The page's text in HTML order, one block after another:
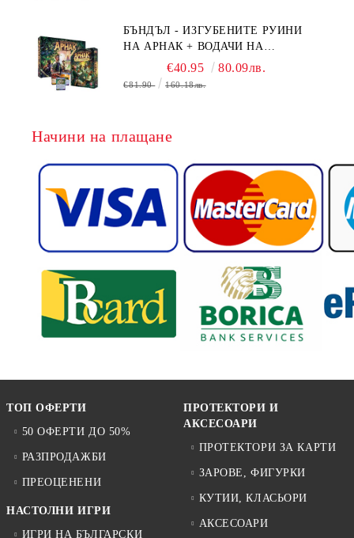
БЪНДЪЛ - ИЗГУБЕНИТЕ РУИНИ
НА АРНАК + ВОДАЧИ НА
ЕКСПЕДИЦИИ + ПРОМО КАРТИ
БЕЗПЛАТНО
€40.95 80.09лв.
€81.90 160.18лв.
Начини на плащане
ТОП ОФЕРТИ
50 ОФЕРТИ ДО 50%
РАЗПРОДАЖБИ
ПРЕОЦЕНЕНИ
НАСТОЛНИ ИГРИ
ИГРИ НА БЪЛГАРСКИ
ПРОТЕКТОРИ И
АКСЕСОАРИ
ПРОТЕКТОРИ ЗА КАРТИ
ЗАРОВЕ, ФИГУРКИ
КУТИИ, КЛАСЬОРИ
АКСЕСОАРИ